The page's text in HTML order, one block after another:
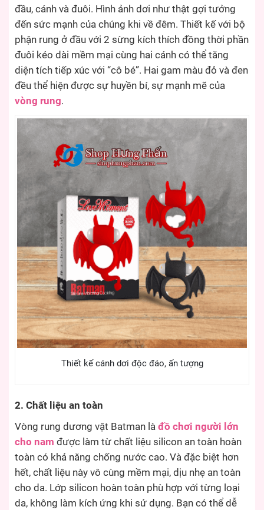
đầu, cánh và đuôi. Hình ảnh dơi như thật gợi tưởng
đến sức mạnh của chúng khi về đêm. Thiết kế với bộ
phận rung ở đầu với 2 sừng kích thích đồng thời phần
đuôi kéo dài mềm mại cùng hai cánh có thể tăng
diện tích tiếp xúc với “cô bé”. Hai gam màu đỏ và đen
đều thể hiện được sự huyền bí, sự mạnh mẽ của
vòng rung.
Thiết kế cánh dơi độc đáo, ấn tượng
2. Chất liệu an toàn
Vòng rung dương vật Batman là đồ chơi người lớn
cho nam được làm từ chất liệu silicon an toàn hoàn
toàn có khả năng chống nước cao. Và đặc biệt hơn
hết, chất liệu này vô cùng mềm mại, dịu nhẹ an toàn
cho da. Lớp silicon hoàn toàn phù hợp với từng loại
da, không làm kích ứng khi sử dụng. Bạn có thể dễ